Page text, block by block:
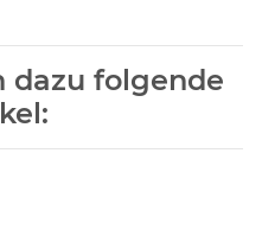
dazu folgende